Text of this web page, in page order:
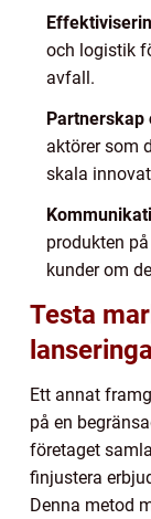
och logistik
avfall.
Partnerskap
aktörer som
skala
produkten
kunder om
Testa
Ett annat
på en
företaget
finjustera
Denna metod